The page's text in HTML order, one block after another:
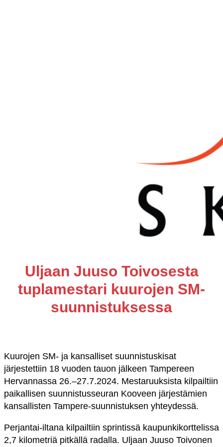
Uljaan Juuso Toivosesta
tuplamestari kuurojen SM-
suunnistuksessa
Kuurojen SM- ja kansalliset suunnistuskisat
järjestettiin 18 vuoden tauon jälkeen Tampereen
Hervannassa 26.–27.7.2024. Mestaruuksista kilpailtiin
paikallisen suunnistusseuran Kooveen järjestämien
kansallisten Tampere-suunnistuksen yhteydessä.
Perjantai-iltana kilpailtiin sprintissä kaupunkikorttelissa
2,7 kilometriä pitkällä radalla. Uljaan Juuso Toivonen